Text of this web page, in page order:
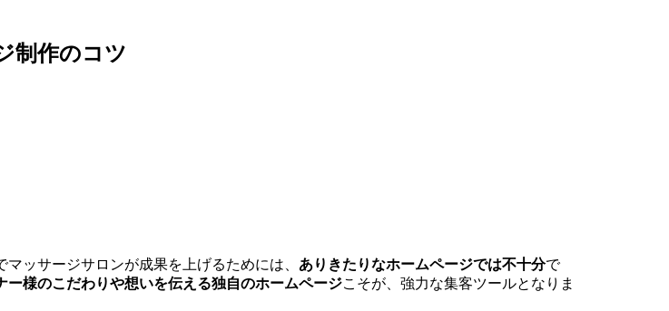
制作のコツ
ッサージサロンが成果を上げるためには、 ありきたりなホームページでは不十分で
ー様のこだわりや想いを伝える独自のホームページこそが、強力な集客ツールとなりま